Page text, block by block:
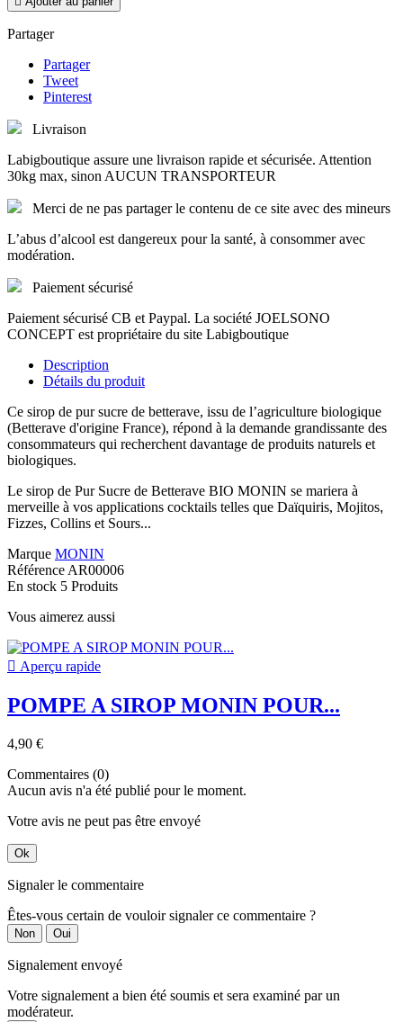
Partager
Partager
Tweet
Pinterest
Livraison
Labigboutique assure une livraison rapide et sécurisée. Attention
30kg max, sinon AUCUN TRANSPORTEUR
Merci de ne pas partager le contenu de ce site avec des mineurs
L’abus d’alcool est dangereux pour la santé, à consommer avec
modération.
Paiement sécurisé
Paiement sécurisé CB et Paypal. La société JOELSONO
CONCEPT est propriétaire du site Labigboutique
Description
Détails du produit
Ce sirop de pur sucre de betterave, issu de l’agriculture biologique
(Betterave d'origine France), répond à la demande grandissante des
consommateurs qui recherchent davantage de produits naturels et
biologiques.
Le sirop de Pur Sucre de Betterave BIO MONIN se mariera à
merveille à vos applications cocktails telles que Daïquiris, Mojitos,
Fizzes, Collins et Sours...
Marque MONIN
Référence AR00006
En stock 5 Produits
Vous aimerez aussi
 Aperçu rapide
POMPE A SIROP MONIN POUR...
4,90 €
Commentaires (0)
Aucun avis n'a été publié pour le moment.
Votre avis ne peut pas être envoyé
Ok
Signaler le commentaire
Êtes-vous certain de vouloir signaler ce commentaire ?
Non Oui
Signalement envoyé
Votre signalement a bien été soumis et sera examiné par un
modérateur.